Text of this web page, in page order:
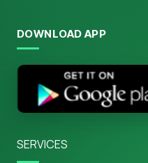
DOWNLOAD APP
SERVICES